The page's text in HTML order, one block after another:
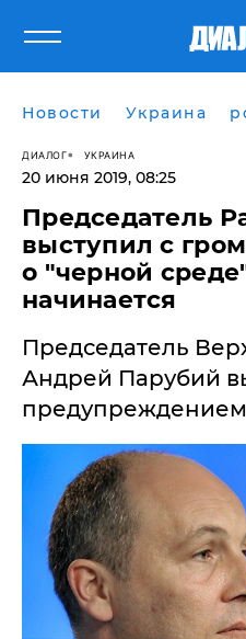
Новости Украина
ДИАЛОГ УКРАИНА
20 июня 2019, 08:25
​Председатель
выступил с
о "черной
начинается
Председатель
Андрей Парубий